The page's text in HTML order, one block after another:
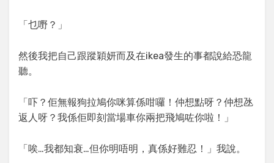
「乜嘢？」
然後我把自己跟蹤穎妍而及在ikea發生的事都說給恐龍
聽。
「吓？佢無報狗拉鳩你咪算係咁囉！仲想點呀？仲想氹
返人呀？我係佢即刻當場車你兩把飛鳩咗你啦！」
「唉…我都知衰…但你明唔明，真係好難忍！」我說。